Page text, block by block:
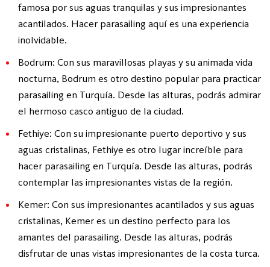
famosa por sus aguas tranquilas y sus impresionantes
acantilados. Hacer parasailing aquí es una experiencia
inolvidable.
Bodrum: Con sus maravillosas playas y su animada vida
nocturna, Bodrum es otro destino popular para practicar
parasailing en Turquía. Desde las alturas, podrás admirar
el hermoso casco antiguo de la ciudad.
Fethiye: Con su impresionante puerto deportivo y sus
aguas cristalinas, Fethiye es otro lugar increíble para
hacer parasailing en Turquía. Desde las alturas, podrás
contemplar las impresionantes vistas de la región.
Kemer: Con sus impresionantes acantilados y sus aguas
cristalinas, Kemer es un destino perfecto para los
amantes del parasailing. Desde las alturas, podrás
disfrutar de unas vistas impresionantes de la costa turca.